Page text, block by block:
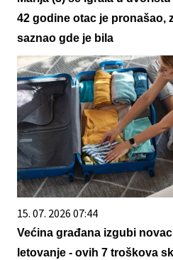
42 godine otac je pronašao,
saznao gde je bila
15. 07. 2026 07:44
Većina građana izgubi
letovanje - ovih 7 troškova